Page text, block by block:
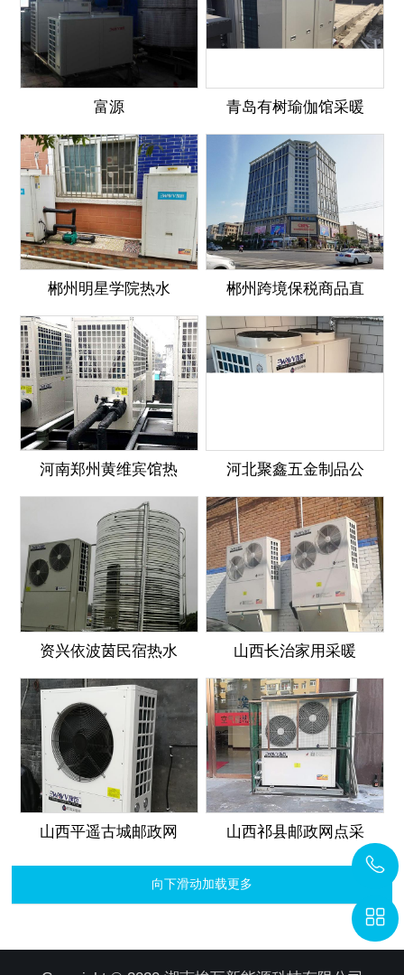
富源 青岛有树瑜伽馆采暖
郴州明星学院热水 郴州跨境保税商品直
河南郑州黄维宾馆热 河北聚鑫五金制品公
资兴依波茵民宿热水 山西长治家用采暖
山西平遥古城邮政网 山西祁县邮政网点采
向下滑动加载更多